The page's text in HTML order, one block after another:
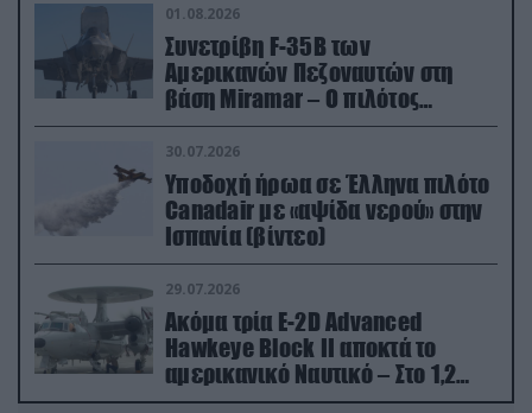
01.08.2026
Συνετρίβη F-35B των
Αμερικανών Πεζοναυτών στη
βάση Miramar – Ο πιλότος
εκτινάχθηκε εγκαίρως
30.07.2026
Υποδοχή ήρωα σε Έλληνα πιλότο
Canadair με «αψίδα νερού» στην
Ισπανία (βίντεο)
29.07.2026
Ακόμα τρία E-2D Advanced
Hawkeye Block II αποκτά το
αμερικανικό Ναυτικό – Στο 1,2
δισ.δολάρια το κόστος